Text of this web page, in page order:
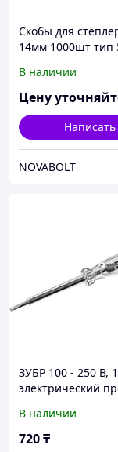
Скобы для
14мм 1000шт тип
В наличии
Цену
Написать
NOVABOLT
ЗУБР 100 - 250 В,
электрический
В наличии
720₸